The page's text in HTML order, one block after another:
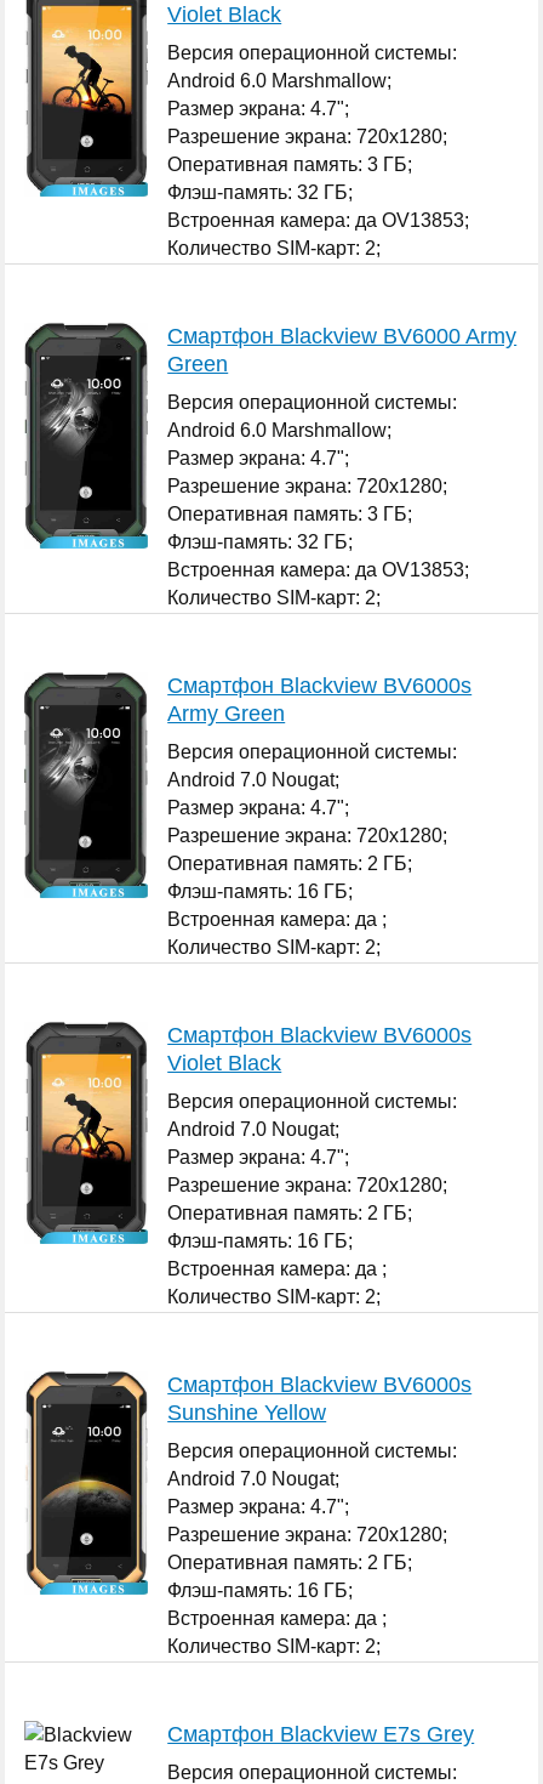
Violet Black
Версия операционной системы:
Android 6.0 Marshmallow;
Размер экрана: 4.7";
Разрешение экрана: 720x1280;
Оперативная память: 3 ГБ;
Флэш-память: 32 ГБ;
Встроенная камера: да OV13853;
Количество SIM-карт: 2;
Смартфон Blackview BV6000 Army
Green
Версия операционной системы:
Android 6.0 Marshmallow;
Размер экрана: 4.7";
Разрешение экрана: 720x1280;
Оперативная память: 3 ГБ;
Флэш-память: 32 ГБ;
Встроенная камера: да OV13853;
Количество SIM-карт: 2;
Смартфон Blackview BV6000s
Army Green
Версия операционной системы:
Android 7.0 Nougat;
Размер экрана: 4.7";
Разрешение экрана: 720x1280;
Оперативная память: 2 ГБ;
Флэш-память: 16 ГБ;
Встроенная камера: да ;
Количество SIM-карт: 2;
Смартфон Blackview BV6000s
Violet Black
Версия операционной системы:
Android 7.0 Nougat;
Размер экрана: 4.7";
Разрешение экрана: 720x1280;
Оперативная память: 2 ГБ;
Флэш-память: 16 ГБ;
Встроенная камера: да ;
Количество SIM-карт: 2;
Смартфон Blackview BV6000s
Sunshine Yellow
Версия операционной системы:
Android 7.0 Nougat;
Размер экрана: 4.7";
Разрешение экрана: 720x1280;
Оперативная память: 2 ГБ;
Флэш-память: 16 ГБ;
Встроенная камера: да ;
Количество SIM-карт: 2;
Смартфон Blackview E7s Grey
Версия операционной системы: